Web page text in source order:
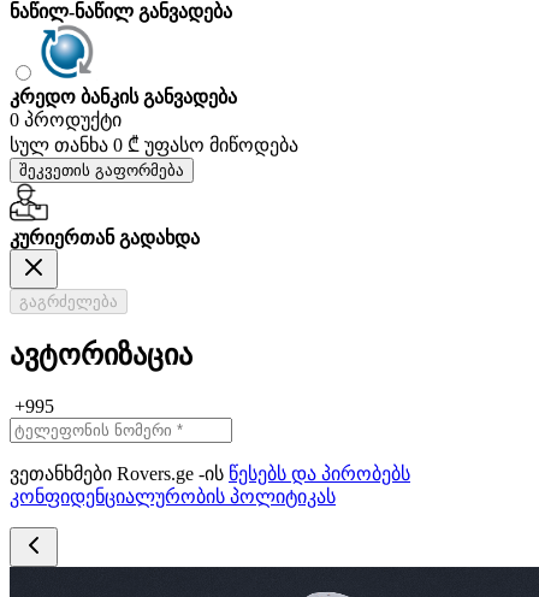
ნაწილ-ნაწილ განვადება
კრედო ბანკის განვადება
0 პროდუქტი
სულ თანხა 0 ₾ უფასო მიწოდება
შეკვეთის გაფორმება
კურიერთან გადახდა
გაგრძელება
ავტორიზაცია
+995
ვეთანხმები Rovers.ge -ის წესებს და პირობებს
კონფიდენციალურობის პოლიტიკას